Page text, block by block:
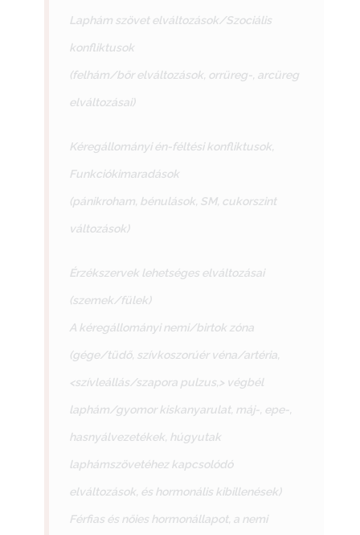
Laphám szövet elváltozások/Szociális
konfliktusok
(felhám/bőr elváltozások, orrüreg-, arcüreg
elváltozásai)
Kéregállományi én-féltési konfliktusok,
Funkciókimaradások
(pánikroham, bénulások, SM, cukorszint
változások)
Érzékszervek lehetséges elváltozásai
(szemek/fülek)
A kéregállományi nemi/birtok zóna
(gége/tüdő, szívkoszorúér véna/artéria,
<szívleállás/szapora pulzus,> végbél
laphám/gyomor kiskanyarulat, máj-, epe-,
hasnyálvezetékek, húgyutak
laphámszövetéhez kapcsolódó
elváltozások, és hormonális kibillenések)
Férfias és nőies hormonállapot, a nemi